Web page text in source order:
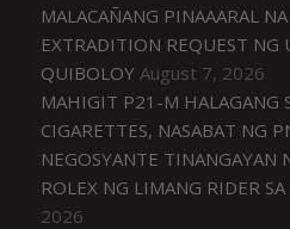
MALACAÑANG PINAAARAL
EXTRADITION REQUEST NG
QUIBOLOY August 7, 2026
MAHIGIT P21-M HALAGANG
CIGARETTES, NASABAT NG
NEGOSYANTE TINANGAYAN
ROLEX NG LIMANG RIDER
2026